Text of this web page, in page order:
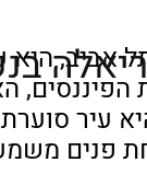
אביב, היא
עיר
פנים